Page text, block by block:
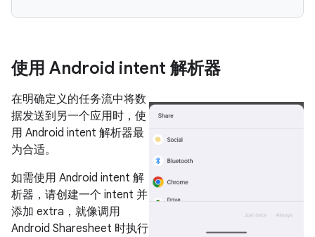
使用 Android intent 解析器
在明确定义的任务流中将数
据发送到另一个应用时，使
用 Android intent 解析器最
为合适。
如需使用 Android intent 解
析器，请创建一个 intent 并
添加 extra，就像调用
Android Sharesheet 时执行